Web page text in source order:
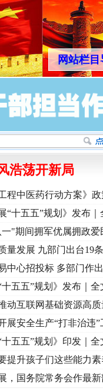
网站栏目
]牢记初心使命 奋进复兴征程丨“
浩荡开新局
程中医药行动方案》
“十五五”规划》发布｜
"期间拥军优属拥政爱
量发展 九部门出台19
中心招投标 多部门作
十五五”规划》发布｜
动互联网基础资源高
展安全生产“打非治违”
十五五”规划》印发｜全
提升孩子们这些能力素
，国务院常务会作最